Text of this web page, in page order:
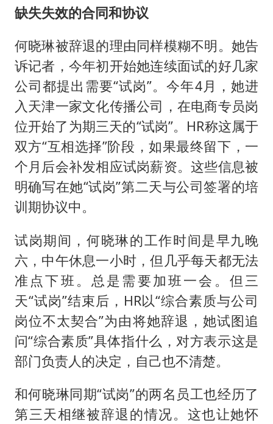
缺失失效的合同和协议
何晓琳被辞退的理由同样模糊不明。她告
诉记者，今年初开始她连续面试的好几家
公司都提出需要“试岗”。今年4月，她进
入天津一家文化传播公司，在电商专员岗
位开始了为期三天的“试岗”。HR称这属于
双方“互相选择”阶段，如果最终留下，一
个月后会补发相应试岗薪资。这些信息被
明确写在她“试岗”第二天与公司签署的培
训期协议中。
试岗期间，何晓琳的工作时间是早九晚
六，中午休息一小时，但几乎每天都无法
准点下班。总是需要加班一会。但三
天“试岗”结束后，HR以“综合素质与公司
岗位不太契合”为由将她辞退，她试图追
问“综合素质”具体指什么，对方表示这是
部门负责人的决定，自己也不清楚。
和何晓琳同期“试岗”的两名员工也经历了
第三天相继被辞退的情况。这也让她怀